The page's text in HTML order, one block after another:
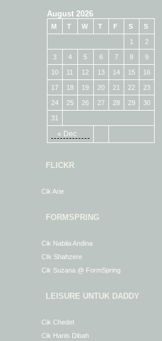
August 2026
M T W T F S S
« Dec
1 2
3 4 5 6 7 8 9
10 11 12 13 14 15 16
17 18 19 20 21 22 23
24 25 26 27 28 29 30
31
FLICKR
Cik Arie
FORMSPRING
Cik Nabila Andina
CIk Shahzere
Cik Suzana @ FormSpring
LEISURE UNTUK DADDY
Cik Chedet
Cik Hanis Dibah